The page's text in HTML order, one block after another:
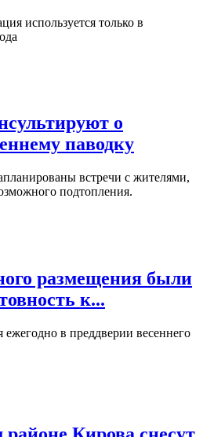
используется только в
о
паводку
встречи с жителями,
подтопления.
размещения были
к...
в преддверии весеннего